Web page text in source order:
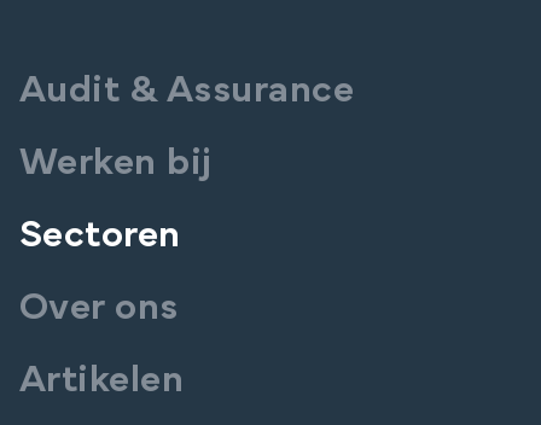
Audit & Assurance
Werken bij
Sectoren
Over ons
Artikelen